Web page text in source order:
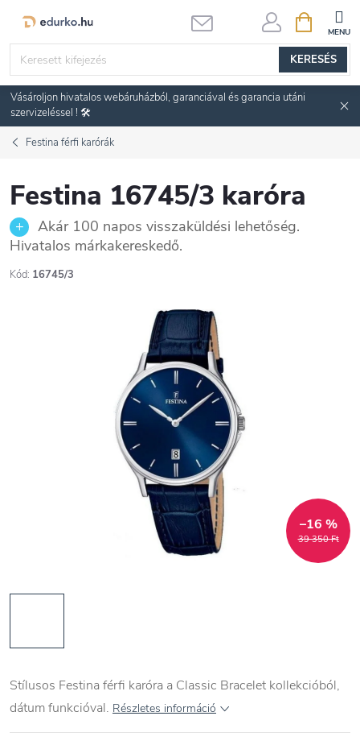
KERESÉS
KOSÁR
Vásároljon hivatalos webáruházból, garanciával és garancia utáni
szervizeléssel ! 🛠️
Festina férfi karórák
Festina 16745/3 karóra
Akár 100 napos visszaküldési lehetőség.
Hivatalos márkakereskedő.
Kód: 16745/3
39 350 Ft
–16 %
Stílusos Festina férfi karóra a Classic Bracelet kollekcióból,
dátum funkcióval. Részletes információ